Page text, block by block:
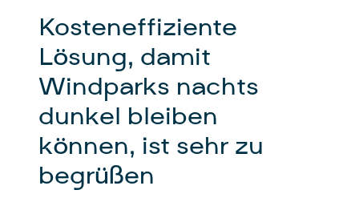
Kosteneffiziente
Lösung, damit
Windparks nachts
dunkel bleiben
können, ist sehr zu
begrüßen